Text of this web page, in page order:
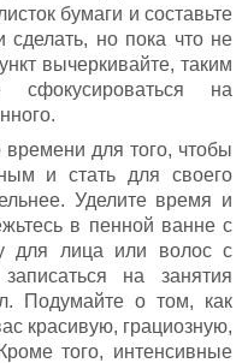
бумаги и составьте
сделать, но пока что не
вычеркивайте, таким
на
времени для того, чтобы
и стать для своего
Уделите время и
в пенной ванне с
для лица или волос с
на занятия
Подумайте о том, как
красивую, грациозную,
того, интенсивные